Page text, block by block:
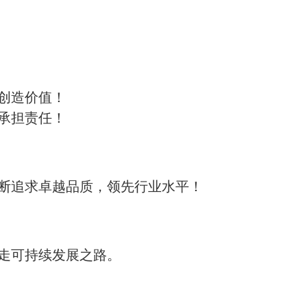
造价值！
担责任！
追求卓越品质，领先行业水平！
可持续发展之路。